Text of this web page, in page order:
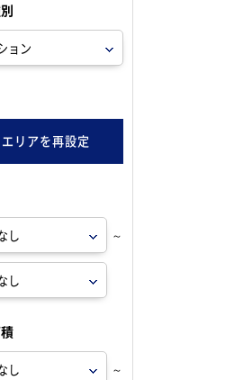
エリアを再設定
～
～